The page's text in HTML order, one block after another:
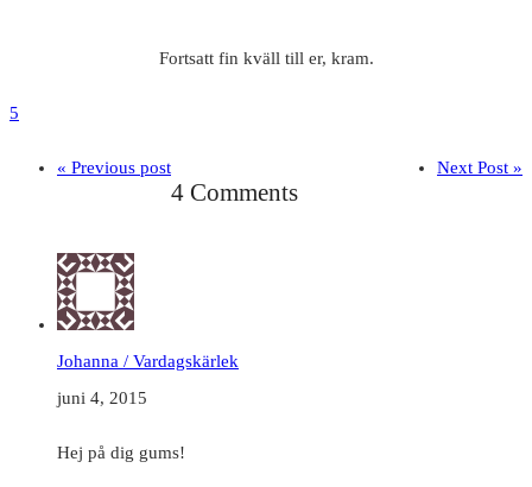
Fortsatt fin kväll till er, kram.
5
« Previous post Next Post »
4 Comments
Johanna / Vardagskärlek
juni 4, 2015
Hej på dig gums!